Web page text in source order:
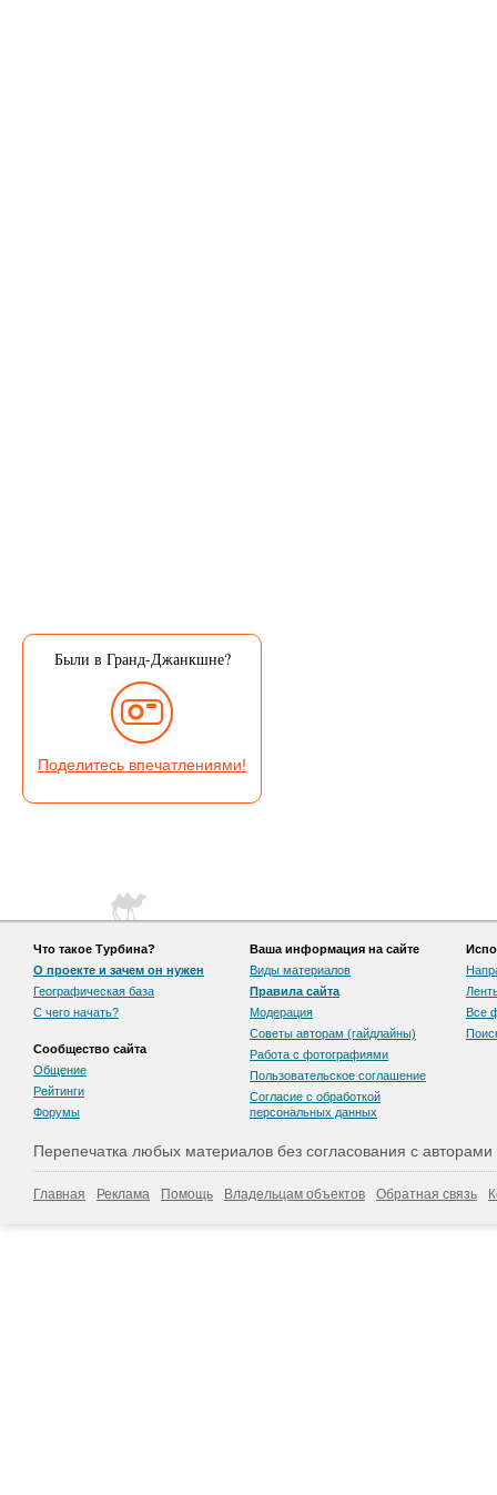
Были в Гранд-Джанкшне?
Поделитесь впечатлениями!
Что такое Турбина?
О проекте и зачем он нужен
Географическая база
С чего начать?
Сообщество сайта
Общение
Рейтинги
Форумы
Ваша информация на сайте
Виды материалов
Правила сайта
Модерация
Советы авторам (гайдлайны)
Работа с фотографиями
Пользовательскоe соглашение
Согласие с обработкой
персональных данных
Все
Перепечатка любых материалов без согласования с
Главная Реклама Помощь Владельцам объектов Обратная связь